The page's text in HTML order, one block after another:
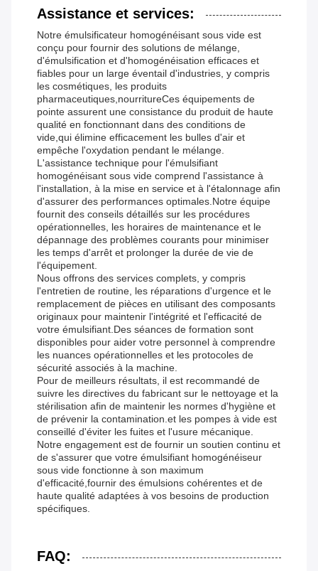
Assistance et services:
Notre émulsificateur homogénéisant sous vide est
conçu pour fournir des solutions de mélange,
d'émulsification et d'homogénéisation efficaces et
fiables pour un large éventail d'industries, y compris
les cosmétiques, les produits
pharmaceutiques,nourritureCes équipements de
pointe assurent une consistance du produit de haute
qualité en fonctionnant dans des conditions de
vide,qui élimine efficacement les bulles d'air et
empêche l'oxydation pendant le mélange.
L'assistance technique pour l'émulsifiant
homogénéisant sous vide comprend l'assistance à
l'installation, à la mise en service et à l'étalonnage afin
d'assurer des performances optimales.Notre équipe
fournit des conseils détaillés sur les procédures
opérationnelles, les horaires de maintenance et le
dépannage des problèmes courants pour minimiser
les temps d'arrêt et prolonger la durée de vie de
l'équipement.
Nous offrons des services complets, y compris
l'entretien de routine, les réparations d'urgence et le
remplacement de pièces en utilisant des composants
originaux pour maintenir l'intégrité et l'efficacité de
votre émulsifiant.Des séances de formation sont
disponibles pour aider votre personnel à comprendre
les nuances opérationnelles et les protocoles de
sécurité associés à la machine.
Pour de meilleurs résultats, il est recommandé de
suivre les directives du fabricant sur le nettoyage et la
stérilisation afin de maintenir les normes d'hygiène et
de prévenir la contamination.et les pompes à vide est
conseillé d'éviter les fuites et l'usure mécanique.
Notre engagement est de fournir un soutien continu et
de s'assurer que votre émulsifiant homogénéiseur
sous vide fonctionne à son maximum
d'efficacité,fournir des émulsions cohérentes et de
haute qualité adaptées à vos besoins de production
spécifiques.
FAQ: